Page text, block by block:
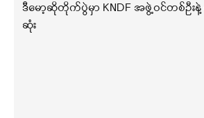
ဒီမော့ဆိုတိုက်ပွဲမှာ KNDF အဖွဲ့ဝင်တစ်ဦးနဲ့
ဆုံး